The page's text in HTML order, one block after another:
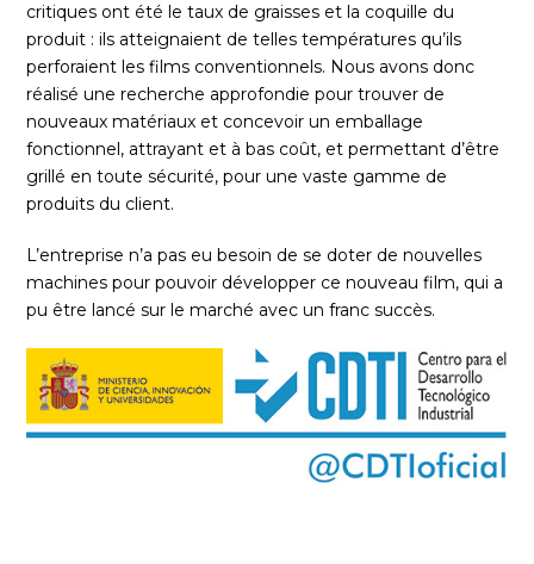
critiques ont été le taux de graisses et la coquille du
produit : ils atteignaient de telles températures qu’ils
perforaient les films conventionnels. Nous avons donc
réalisé une recherche approfondie pour trouver de
nouveaux matériaux et concevoir un emballage
fonctionnel, attrayant et à bas coût, et permettant d’être
grillé en toute sécurité, pour une vaste gamme de
produits du client.
L’entreprise n’a pas eu besoin de se doter de nouvelles
machines pour pouvoir développer ce nouveau film, qui a
pu être lancé sur le marché avec un franc succès.